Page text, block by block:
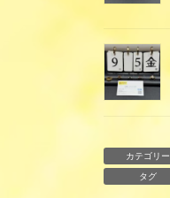
カテゴリー
タグ